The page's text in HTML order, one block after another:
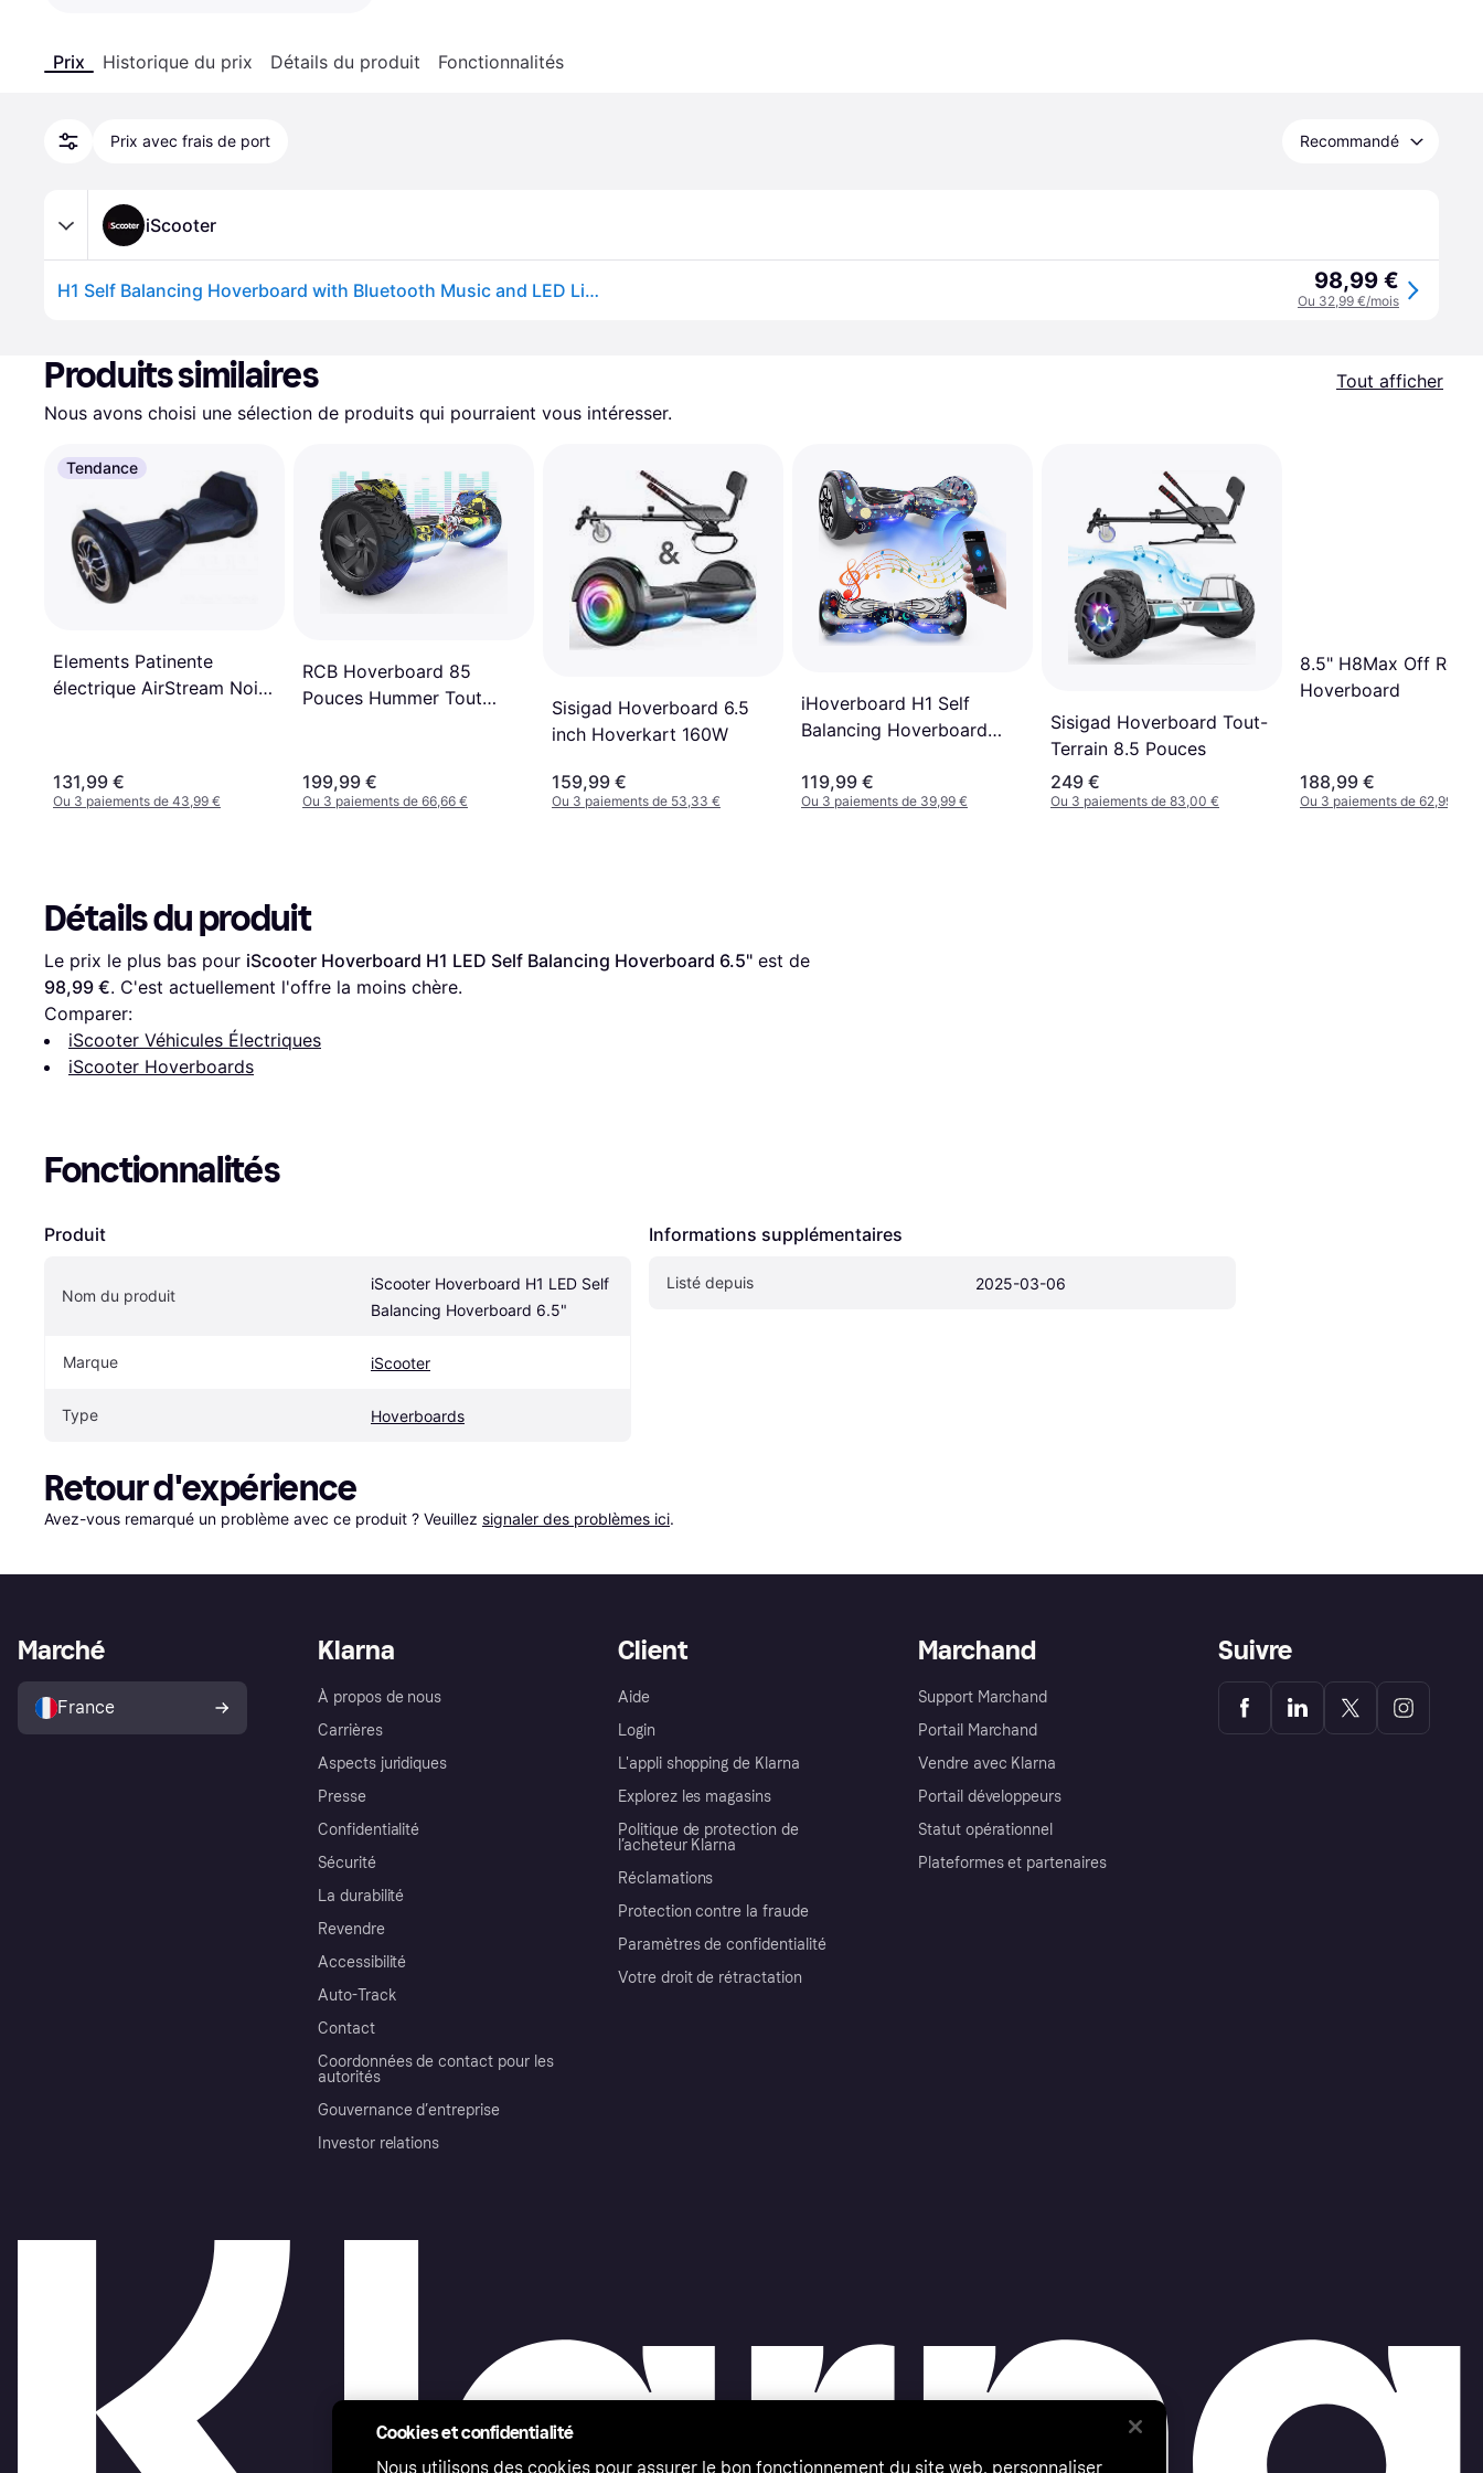
Prix Historique du prix Détails du produit Fonctionnalités
Prix avec frais de port Recommandé
iScooter
H1 Self Balancing Hoverboard with Bluetooth Music and LED Lights - H1 Pink (Upgraded Version) / Hoveboard 98,99 €
Ou 32,99 €/mois
Produits similaires
Tout afficher
Nous avons choisi une sélection de produits qui pourraient vous intéresser.
Tendance
Elements Patinente
électrique AirStream Noir
131,99 €
Ou 3 paiements de 43,99 €
RCB Hoverboard 85
Pouces Hummer Tout
199,99 €
Ou 3 paiements de 66,66 €
Sisigad Hoverboard 6.5
inch Hoverkart 160W
159,99 €
Ou 3 paiements de 53,33 €
iHoverboard H1 Self
Balancing Hoverboard
Lights
119,99 €
Ou 3 paiements de 39,99 €
Sisigad Hoverboard Tout-
Terrain 8.5 Pouces
249 €
Ou 3 paiements de 83,00 €
8.5" H8Max Off Road
Hoverboard
188,99 €
Ou 3 paiements de 62,99 €
Détails du produit
Le prix le plus bas pour iScooter Hoverboard H1 LED Self Balancing Hoverboard 6.5"
98,99 €. C'est actuellement l'offre la moins chère.
Comparer:
iScooter Véhicules Électriques
iScooter Hoverboards
Fonctionnalités
Produit
Nom du produit
iScooter Hoverboard H1 LED Self
Balancing Hoverboard 6.5"
Marque iScooter
Type Hoverboards
Informations supplémentaires
Listé depuis 2025-03-06
Retour d'expérience
Avez-vous remarqué un problème avec ce produit ? Veuillez signaler des problèmes ici.
Klarna
À propos de nous
Carrières
Aspects juridiques
Presse
Confidentialité
Sécurité
La durabilité
Revendre
Accessibilité
Auto-Track
Contact
Coordonnées de contact pour les
autorités
Gouvernance d’entreprise
Investor relations
Client
Aide
Login
L'appli shopping de Klarna
Explorez les magasins
Politique de protection de
l’acheteur Klarna
Réclamations
Protection contre la fraude
Paramètres de confidentialité
Votre droit de rétractation
Marchand
Support Marchand
Portail Marchand
Vendre avec Klarna
Portail développeurs
Statut opérationnel
Plateformes et partenaires
Marché
France
Suivre
Cookies et confidentialité
Nous utilisons des cookies pour assurer le bon fonctionnement du site web, personnaliser